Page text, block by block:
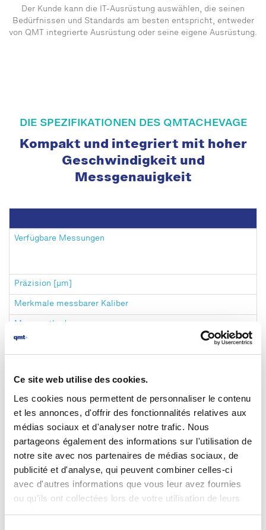
Ce site web utilise des cookies.
Les cookies nous permettent de personnaliser le contenu
et les annonces, d'offrir des fonctionnalités relatives aux
médias sociaux et d'analyser notre trafic. Nous
partageons également des informations sur l'utilisation de
notre site avec nos partenaires de médias sociaux, de
publicité et d'analyse, qui peuvent combiner celles-ci
avec d'autres informations que vous leur avez fournies
ou qu'ils ont collectées lors de votre utilisation de leurs
services.
Der Kunde kann die IT-Ausrüstung auswählen, die seinen
Bedürfnissen und Standards am besten entspricht, entweder
von QMT integrierte Ausrüstung oder seine eigene Ausrüstung.
DIE SPEZIFIKATIONEN DES QMTACHEVAGE
Kompakt und integriert mit hoher
Geschwindigkeit und
Messgenauigkeit
Verfügbare Messungen
Präzision [μm]
Merkmale messbarer Kaliber
Betätigung
Zeit für eine Messung im pneumatisch betätigten Modus [s]
Werkzeuge
Software